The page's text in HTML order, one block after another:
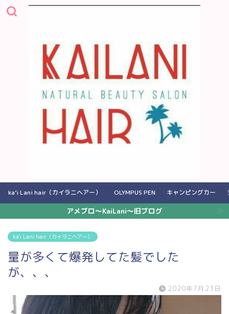
ka’i Lani hair（カイラニヘアー） OLYMPUS PEN キャンピングカー
アメブロ〜KaiLani〜旧ブログ
ka'i Lani hair（カイラニヘアー）
量が多くて爆発してた髪でした
が、、、
2020年7月23日